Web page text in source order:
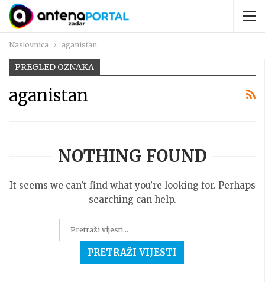
Naslovnica aganistan
PREGLED OZNAKA
aganistan
NOTHING FOUND
It seems we can’t find what you’re looking for. Perhaps
searching can help.